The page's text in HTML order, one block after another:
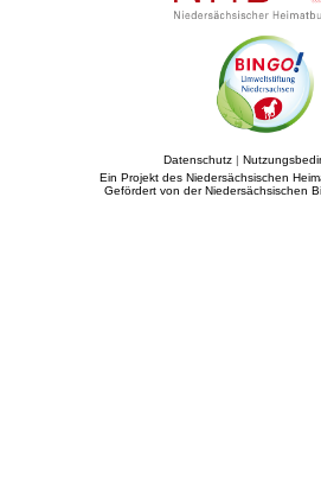
Datenschutz|
Ein Projekt des Niedersächsischen
Gefördert von der Niedersächsischen